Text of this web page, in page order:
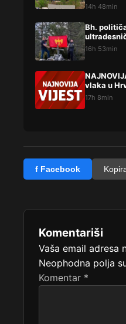
14h 48min
Bh.
16h 53min
vlaka u
17h 8min
f Facebook
Komentariši
Vaša email adresa
Neophodna polja
Komentar *